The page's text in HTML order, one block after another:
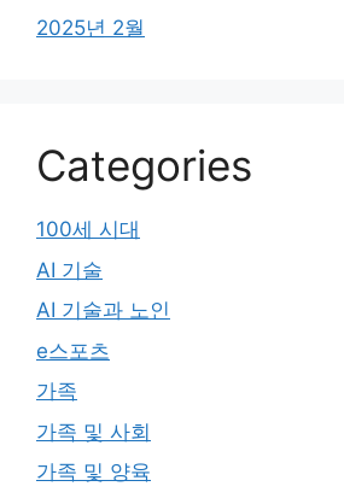
2025년 2월
Categories
100세 시대
AI 기술
AI 기술과 노인
e스포츠
가족
가족 및 사회
가족 및 양육